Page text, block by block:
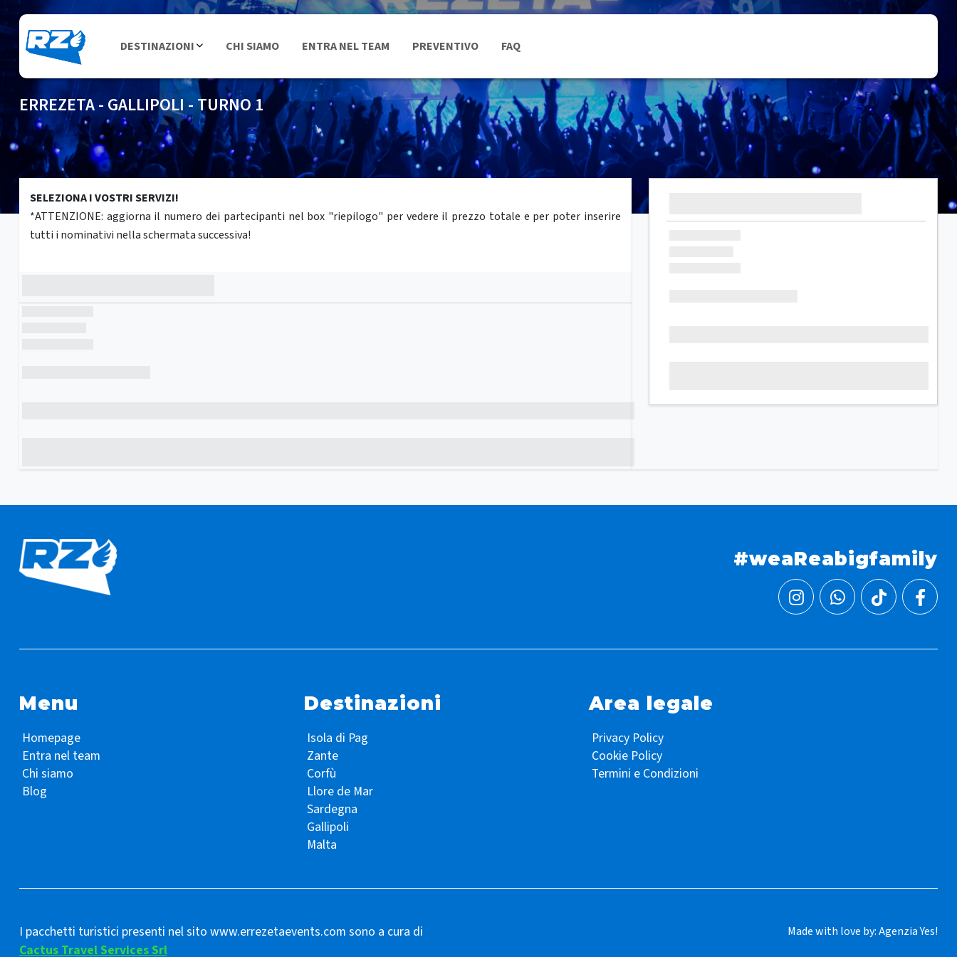
DESTINAZIONI CHI SIAMO ENTRA NEL TEAM PREVENTIVO FAQ
ERREZETA - GALLIPOLI - TURNO 1
SELEZIONA I VOSTRI SERVIZI!
*ATTENZIONE: aggiorna il numero dei partecipanti nel box "riepilogo" per vedere il prezzo totale e per poter inserire
tutti i nominativi nella schermata successiva!
#weaReabigfamily
Menu
Homepage
Entra nel team
Chi siamo
Blog
Destinazioni
Isola di Pag
Zante
Corfù
Llore de Mar
Sardegna
Gallipoli
Malta
Area legale
Privacy Policy
Cookie Policy
Termini e Condizioni
I pacchetti turistici presenti nel sito www.errezetaevents.com sono a cura di
Cactus Travel Services Srl
Made with love by:Agenzia Yes!